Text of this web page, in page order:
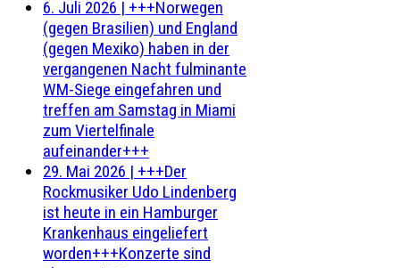
6. Juli 2026 | +++Norwegen
(gegen Brasilien) und England
(gegen Mexiko) haben in der
vergangenen Nacht fulminante
WM-Siege eingefahren und
treffen am Samstag in Miami
zum Viertelfinale
aufeinander+++
29. Mai 2026 | +++Der
Rockmusiker Udo Lindenberg
ist heute in ein Hamburger
Krankenhaus eingeliefert
worden+++Konzerte sind